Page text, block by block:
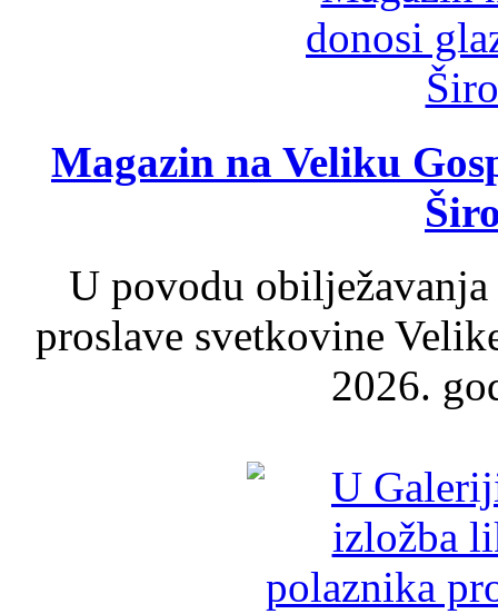
Magazin na Veliku
U povodu
proslave svetkovine
2026.